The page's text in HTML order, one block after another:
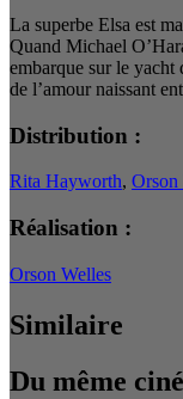
La superbe Elsa est
Quand Michael
embarque sur le yacht
de l’amour naissant
Distribution :
Rita Hayworth, Orson
Réalisation :
Orson Welles
Similaire
Du même